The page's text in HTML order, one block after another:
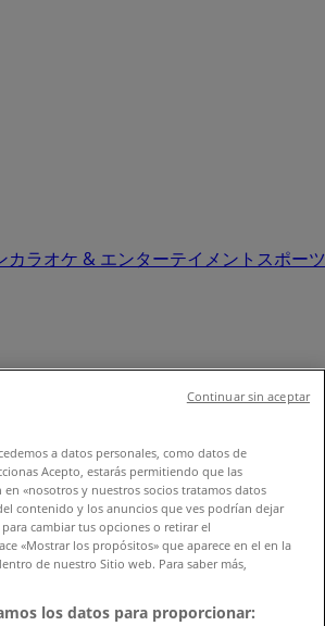
カラオケ & エンターテイメント スポーツ
a datos personales, como datos de
Acepto, estarás permitiendo que las
«nosotros y nuestros socios tratamos datos
contenido y los anuncios que ves podrían dejar
cambiar tus opciones o retirar el
«Mostrar los propósitos» que aparece en el en la
de nuestro Sitio web. Para saber más,
los datos para proporcionar:
Continuar sin aceptar